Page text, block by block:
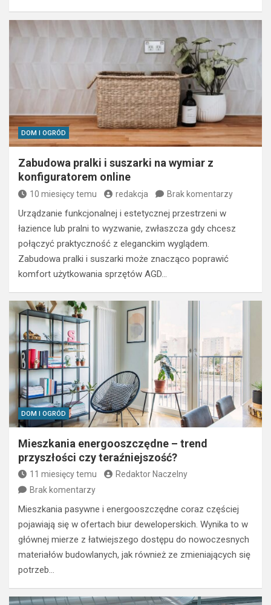
DOM I OGRÓD
Zabudowa pralki i suszarki na wymiar z
konfiguratorem online
10 miesięcy temu redakcja Brak komentarzy
Urządzanie funkcjonalnej i estetycznej przestrzeni w
łazience lub pralni to wyzwanie, zwłaszcza gdy chcesz
połączyć praktyczność z eleganckim wyglądem.
Zabudowa pralki i suszarki może znacząco poprawić
komfort użytkowania sprzętów AGD…
DOM I OGRÓD
Mieszkania energooszczędne – trend
przyszłości czy teraźniejszość?
11 miesięcy temu
Redaktor Naczelny
Brak komentarzy
Mieszkania pasywne i energooszczędne coraz częściej
pojawiają się w ofertach biur deweloperskich. Wynika to w
głównej mierze z łatwiejszego dostępu do nowoczesnych
materiałów budowlanych, jak również ze zmieniających się
potrzeb…